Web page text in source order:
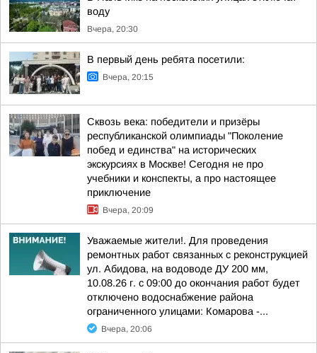
воду
Вчера, 20:30
В первый день ребята посетили:
Вчера, 20:15
Сквозь века: победители и призёры
республиканской олимпиады "Поколение
побед и единства" на исторических
экскурсиях в Москве! Сегодня не про
учебники и конспекты, а про настоящее
приключение
Вчера, 20:09
Уважаемые жители!. Для проведения
ремонтных работ связанных с реконструкцией
ул. Абидова, на водоводе ДУ 200 мм,
10.08.26 г. с 09:00 до окончания работ будет
отключено водоснабжение района
ограниченного улицами: Комарова -...
Вчера, 20:06